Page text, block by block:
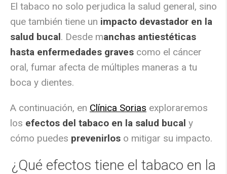
El tabaco no solo perjudica la salud general, sino
que también tiene un impacto devastador en la
salud bucal. Desde manchas antiestéticas
hasta enfermedades graves como el cáncer
oral, fumar afecta de múltiples maneras a tu
boca y dientes.
A continuación, en Clínica Sorias exploraremos
los efectos del tabaco en la salud bucal y
cómo puedes prevenirlos o mitigar su impacto.
¿Qué efectos tiene el tabaco en la